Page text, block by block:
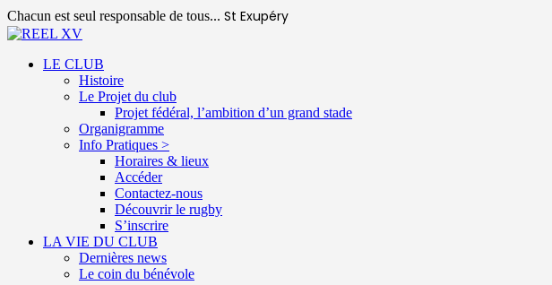
Chacun est seul responsable de tous... St Exupéry
LE CLUB
Histoire
Le Projet du club
Projet fédéral, l’ambition d’un grand stade
Organigramme
Info Pratiques >
Horaires & lieux
Accéder
Contactez-nous
Découvrir le rugby
S’inscrire
LA VIE DU CLUB
Dernières news
Le coin du bénévole